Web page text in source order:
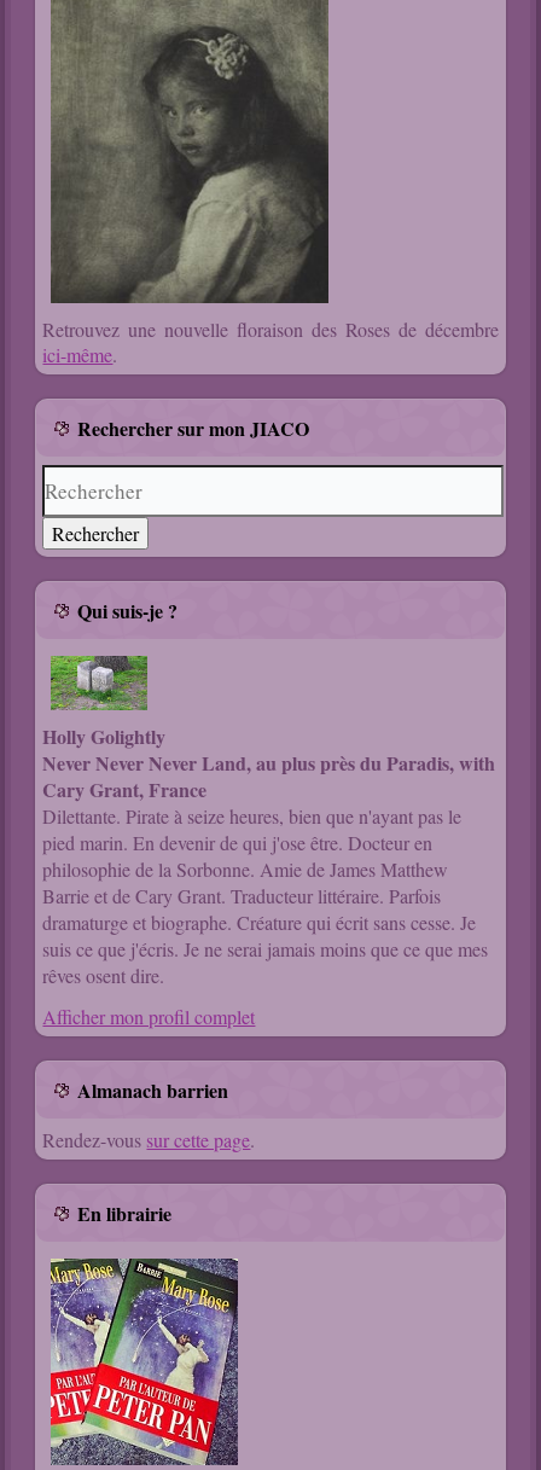
Retrouvez une nouvelle floraison des Roses de décembre
ici-même.
Rechercher sur mon JIACO
Qui suis-je ?
Holly Golightly
Never Never Never Land, au plus près du Paradis, with
Cary Grant, France
Dilettante. Pirate à seize heures, bien que n'ayant pas le
pied marin. En devenir de qui j'ose être. Docteur en
philosophie de la Sorbonne. Amie de James Matthew
Barrie et de Cary Grant. Traducteur littéraire. Parfois
dramaturge et biographe. Créature qui écrit sans cesse. Je
suis ce que j'écris. Je ne serai jamais moins que ce que mes
rêves osent dire.
Afficher mon profil complet
Almanach barrien
Rendez-vous sur cette page.
En librairie